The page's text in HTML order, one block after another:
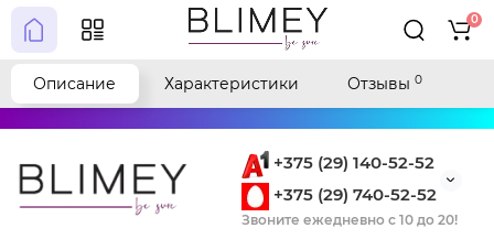
+375 (29) 140-52-52
+375 (29) 740-52-52
Звоните ежедневно с 10 до 20!
0
Описание Характеристики Отзывы 0